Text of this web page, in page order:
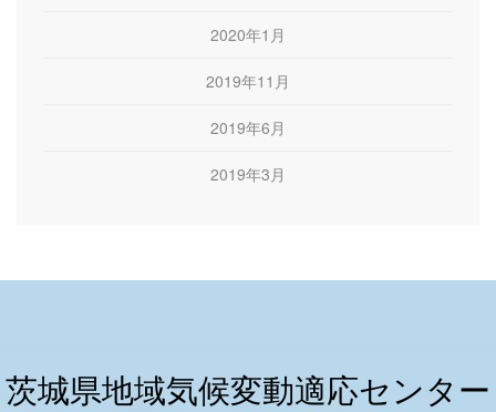
2020年1月
2019年11月
2019年6月
2019年3月
茨城県地域気候変動適応センター